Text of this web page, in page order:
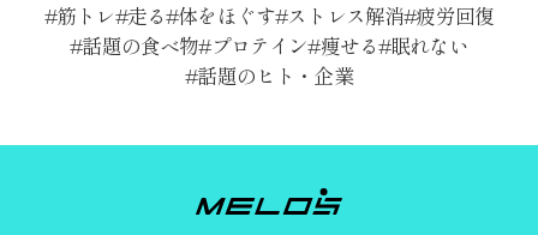
筋トレ 走る 体をほぐす ストレス解消 疲労回復
話題の食べ物 プロテイン 痩せる 眠れない
話題のヒト・企業